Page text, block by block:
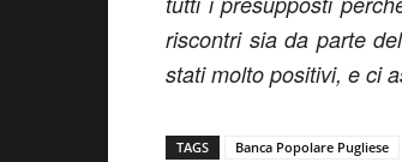
riscontri sia da parte
stati molto positivi, e ci
TAGS Banca Popolare Pugliese